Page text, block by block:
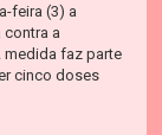
feira (3) a
a
medida faz parte
cinco doses